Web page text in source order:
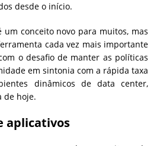
desde o início.
um conceito novo para muitos, mas
cada vez mais importante
o desafio de manter as políticas
em sintonia com a rápida taxa
dinâmicos de data center,
de hoje.
aplicativos